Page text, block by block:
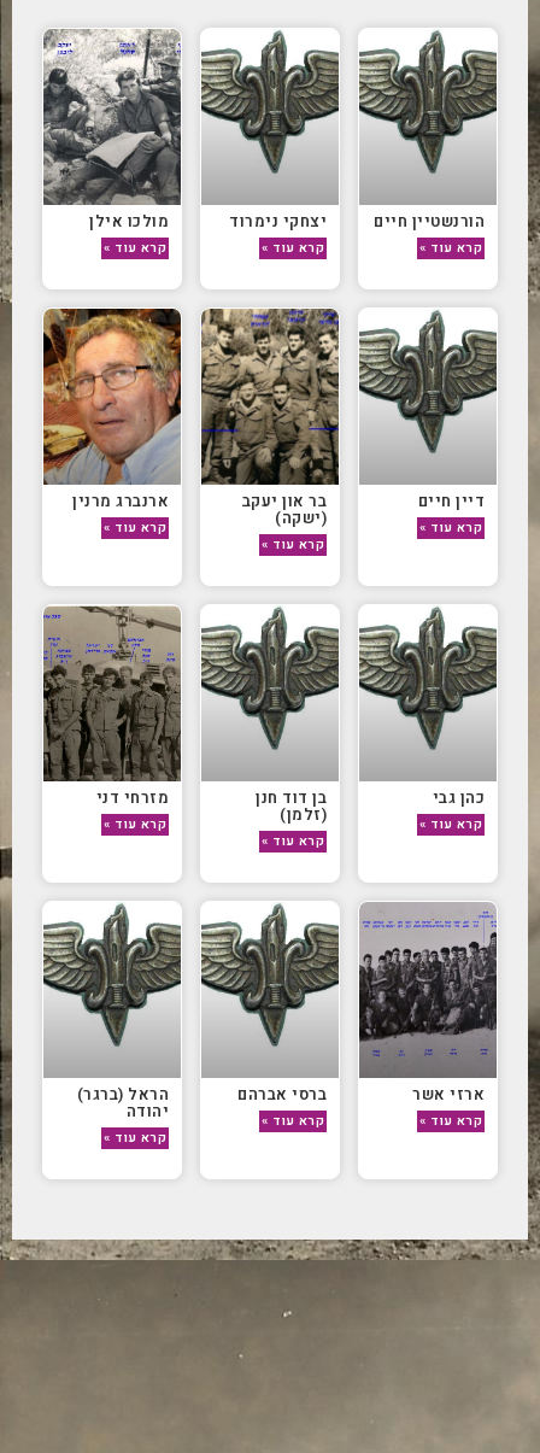
הורנשטיין חיים
קרא עוד »
יצחקי נימרוד
קרא עוד »
מולכו אילן
קרא עוד »
דיין חיים
קרא עוד »
בר און יעקב
(ישקה)
קרא עוד »
ארנברג מרנין
קרא עוד »
כהן גבי
קרא עוד »
בן דוד חנן
(זלמן)
קרא עוד »
מזרחי דני
קרא עוד »
ארזי אשר
קרא עוד »
ברסי אברהם
קרא עוד »
הראל (ברגר)
יהודה
קרא עוד »